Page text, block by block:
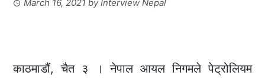
March 16, 2021 byInterview Nepal
काठमाडौं, चैत ३ । नेपाल आयल निगमले पेट्रोलियम